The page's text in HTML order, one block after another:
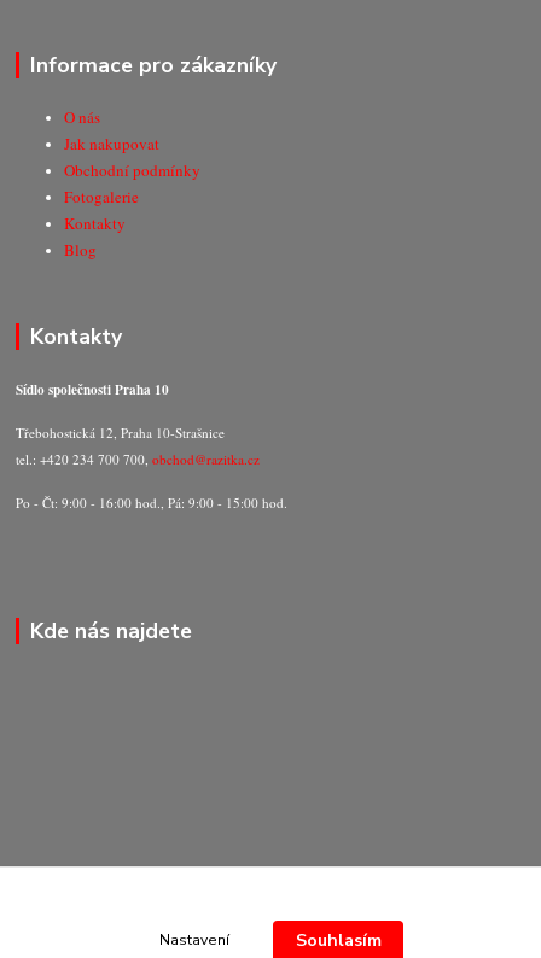
Informace pro zákazníky
O nás
Jak nakupovat
Obchodní podmínky
Fotogalerie
Kontakty
Blog
Kontakty
Sídlo společnosti Praha 10
Třebohostická 12, Praha 10-Strašnice
tel.: +420 234 700 700,obchod@razitka.cz
Po - Čt: 9:00 - 16:00 hod., Pá: 9:00 - 15:00 hod.
Kde nás najdete
Nastavení Souhlasím